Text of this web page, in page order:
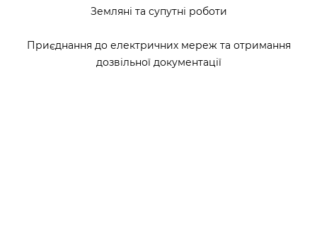
Земляні та супутні роботи
Приєднання до електричних мереж та отримання
дозвільної документації